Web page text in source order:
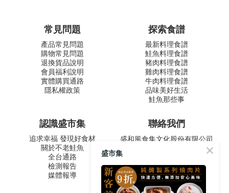
常見問題
產品常見問題
購物常見問題
退換貨品說明
會員福利說明
實體購買通路
隱私權政策
探索食譜
最新料理食譜
鮭魚料理食譜
豬肉料理食譜
雞肉料理食譜
牛肉料理食譜
品味美好生活
鮭魚那些事
認識盛市集
追求幸福 發現好食材
關於不老鮭魚
全台通路
檢測報告
媒體報導
聯絡我們
盛和風食集文化股份有限公司
周一至五 9:00-12:30 ∣ 13:30-
17:30
客服專線：02-2795-5800
台北市內湖區南京東路六段
盛市集